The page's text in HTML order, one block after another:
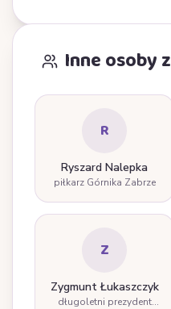
Inne osoby
R
Ryszard Nalepka
piłkarz Górnika Zabrze
Z
Zygmunt Łukaszczyk
długoletni prezydent